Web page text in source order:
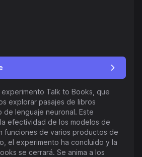
experimento Talk to Books, que
explorar pasajes de libros
de lenguaje neuronal. Este
efectividad de los modelos de
funciones de varios productos de
el experimento ha concluido y la
se cerrará. Se anima a los